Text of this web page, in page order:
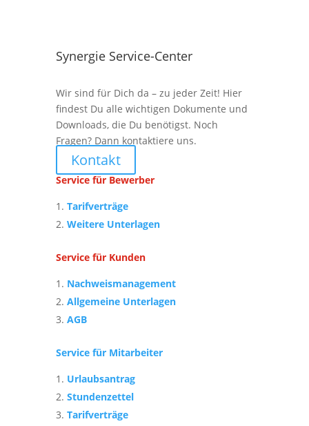
Synergie Service-Center
Wir sind für Dich da – zu jeder Zeit! Hier
findest Du alle wichtigen Dokumente und
Downloads, die Du benötigst. Noch
Fragen? Dann kontaktiere uns.
Kontakt
Service für Bewerber
Tarifverträge
Weitere Unterlagen
Service für Kunden
Nachweismanagement
Allgemeine Unterlagen
AGB
Service für Mitarbeiter
Urlaubsantrag
Stundenzettel
Tarifverträge